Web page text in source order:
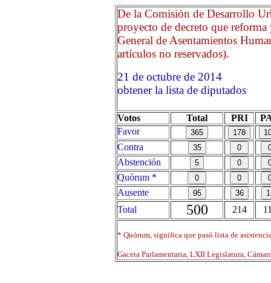
De la Comisión de Desarrollo
proyecto de decreto que
General de Asentamientos
artículos no reservados).
21 de octubre de 2014
obtener la lista de diputados
Votos Total PRI
Favor
Contra
Abstención
Quórum *
Ausente
Total
500 214
* Quórum, significa que pasó lista de
Gaceta Parlamentaria, LXII Legislatura,